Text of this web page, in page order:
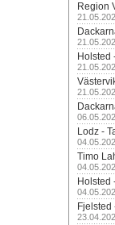
Region
Holsted
Lodz -
Timo
Holsted
Fjelsted